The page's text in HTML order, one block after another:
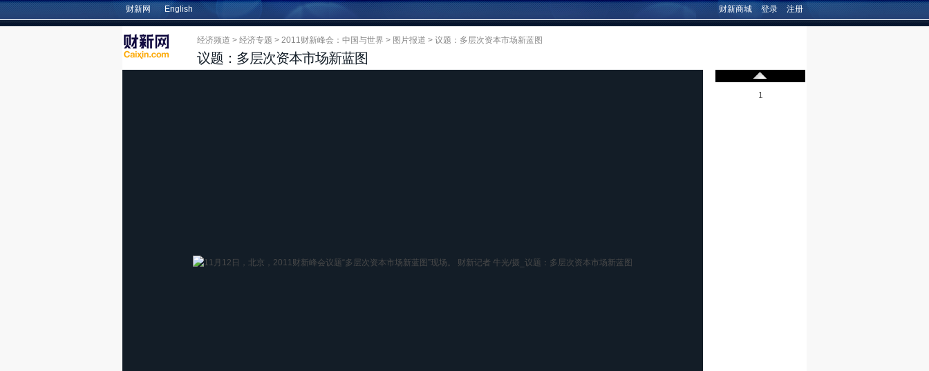
财新网 English 财新商城 登录 注册
经济频道 > 经济专题 > 2011财新峰会：中国与世界 > 图片报道 > 议题：多层次资本市场新蓝图
议题：多层次资本市场新蓝图
1